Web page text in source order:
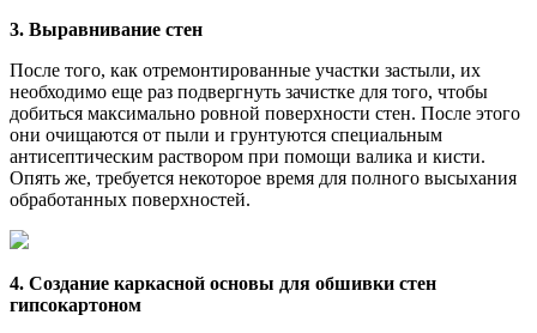
3. Выравнивание стен
После того, как отремонтированные участки застыли, их
необходимо еще раз подвергнуть зачистке для того, чтобы
добиться максимально ровной поверхности стен. После этого
они очищаются от пыли и грунтуются специальным
антисептическим раствором при помощи валика и кисти.
Опять же, требуется некоторое время для полного высыхания
обработанных поверхностей.
4. Создание каркасной основы для обшивки стен
гипсокартоном